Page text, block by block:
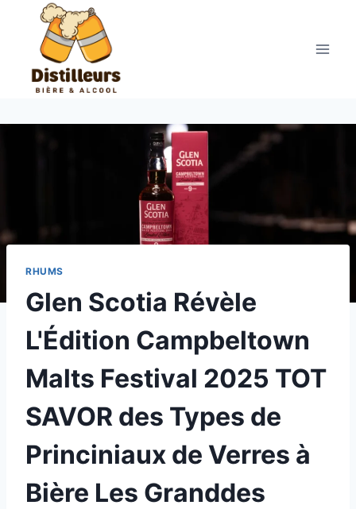
contenu
RHUMS
Glen Scotia Révèle
L'Édition Campbeltown
Malts Festival 2025 TOT
SAVOR des Types de
Princiniaux de Verres à
Bière Les Granddes